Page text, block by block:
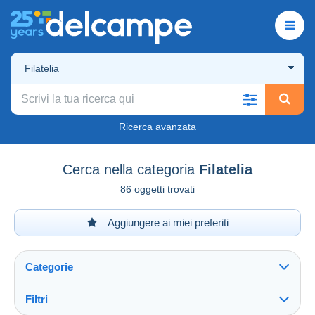
Filatelia
Ricerca avanzata
Cerca nella categoria Filatelia
86 oggetti trovati
Aggiungere ai miei preferiti
Categorie
Filtri